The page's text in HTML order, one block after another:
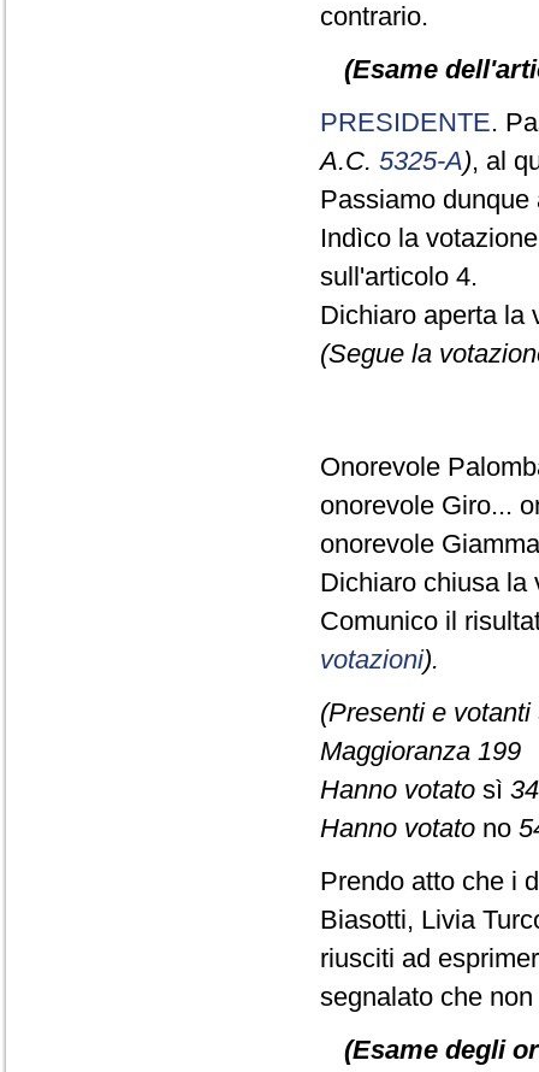
contrario.
(Esame
PRESIDENTE.
A.C. 5325-A), al
Passiamo dunque
Indìco la
sull'articolo 4.
Dichiaro aperta la
(Segue la
Onorevole
onorevole Giro...
onorevole
Dichiaro chiusa la
Comunico il
votazioni).
(Presenti e votanti
Maggioranza 199
Hanno votato sì
Hanno votato no
Prendo atto che i
Biasotti, Livia
riusciti ad
segnalato che
(Esame degli